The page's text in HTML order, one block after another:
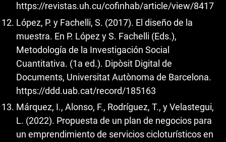
https://revistas.uh.cu/cofinhab/article/view/8417
López, P. y Fachelli, S. (2017). El diseño de la
muestra. En P. López y S. Fachelli (Eds.),
Metodología de la Investigación Social
Cuantitativa. (1a ed.). Dipòsit Digital de
Documents, Universitat Autònoma de Barcelona.
https://ddd.uab.cat/record/185163
Márquez, I., Alonso, F., Rodríguez, T., y Velastegui,
L. (2022). Propuesta de un plan de negocios para
un emprendimiento de servicios cicloturísticos en